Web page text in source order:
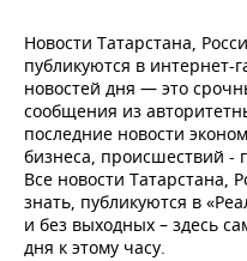
Новости Татарстана,
публикуются в интернет-
новостей дня — это
сообщения из
последние новости
бизнеса, происшествий -
Все новости Татарстана,
знать, публикуются в
и без выходных – здесь
дня к этому часу.